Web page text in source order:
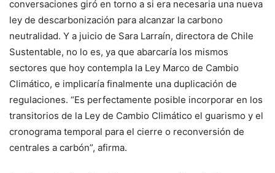
conversaciones giró en torno a si era necesaria una nueva
ley de descarbonización para alcanzar la carbono
neutralidad. Y a juicio de Sara Larraín, directora de Chile
Sustentable, no lo es, ya que abarcaría los mismos
sectores que hoy contempla la Ley Marco de Cambio
Climático, e implicaría finalmente una duplicación de
regulaciones. “Es perfectamente posible incorporar en los
transitorios de la Ley de Cambio Climático el guarismo y el
cronograma temporal para el cierre o reconversión de
centrales a carbón”, afirma.